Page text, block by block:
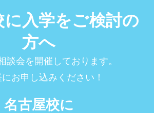
に入学をご検討の
方へ
談会を開催しております。
お申し込みください！
名古屋校に